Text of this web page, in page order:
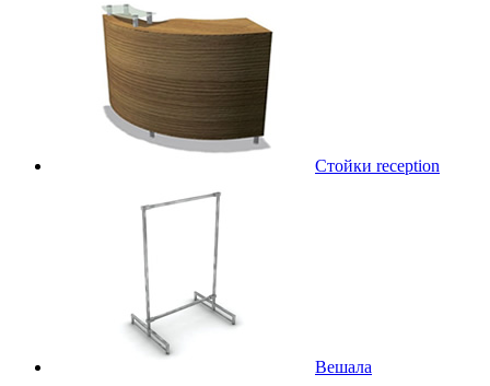
Стойки reception
Вешала